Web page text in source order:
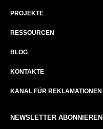
PROJEKTE
RESSOURCEN
BLOG
KONTAKTE
KANAL FÜR REKLAMATIONEN
NEWSLETTER ABONNIEREN